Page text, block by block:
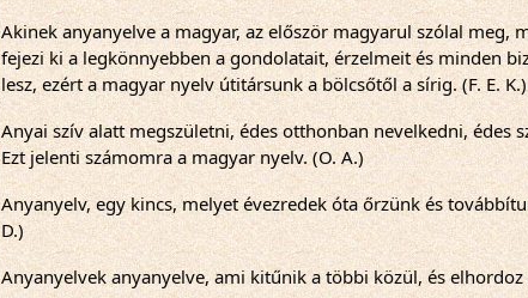
Akinek anyanyelve a magyar, az először magyarul szólal meg,
fejezi ki a legkönnyebben a gondolatait, érzelmeit és minden
lesz, ezért a magyar nyelv útitársunk a bölcsőtől a sírig. (F. E. K.)
Anyai szív alatt megszületni, édes otthonban nevelkedni, édes
Ezt jelenti számomra a magyar nyelv. (O. A.)
Anyanyelv, egy kincs, melyet évezredek óta őrzünk és
D.)
Anyanyelvek anyanyelve, ami kitűnik a többi közül, és elhordoz